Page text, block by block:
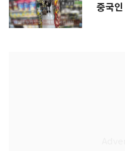
중국